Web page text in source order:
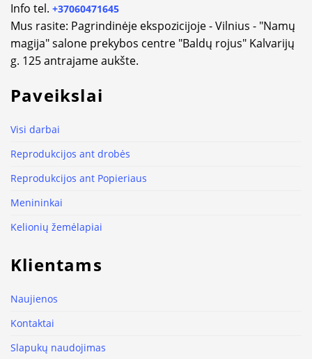
Info tel. +37060471645
Mus rasite: Pagrindinėje ekspozicijoje - Vilnius - "Namų
magija" salone prekybos centre "Baldų rojus" Kalvarijų
g. 125 antrajame aukšte.
Paveikslai
Visi darbai
Reprodukcijos ant drobės
Reprodukcijos ant Popieriaus
Menininkai
Kelionių žemėlapiai
Klientams
Naujienos
Kontaktai
Slapukų naudojimas